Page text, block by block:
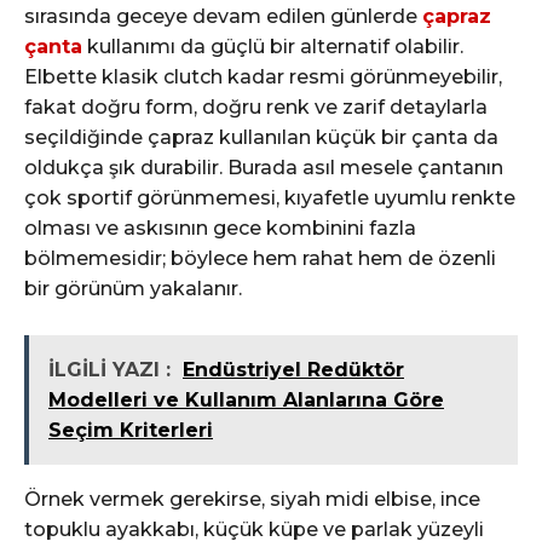
sırasında geceye devam edilen günlerde çapraz
çanta kullanımı da güçlü bir alternatif olabilir.
Elbette klasik clutch kadar resmi görünmeyebilir,
fakat doğru form, doğru renk ve zarif detaylarla
seçildiğinde çapraz kullanılan küçük bir çanta da
oldukça şık durabilir. Burada asıl mesele çantanın
çok sportif görünmemesi, kıyafetle uyumlu renkte
olması ve askısının gece kombinini fazla
bölmemesidir; böylece hem rahat hem de özenli
bir görünüm yakalanır.
İLGİLİ YAZI : Endüstriyel Redüktör
Modelleri ve Kullanım Alanlarına Göre
Seçim Kriterleri
Örnek vermek gerekirse, siyah midi elbise, ince
topuklu ayakkabı, küçük küpe ve parlak yüzeyli